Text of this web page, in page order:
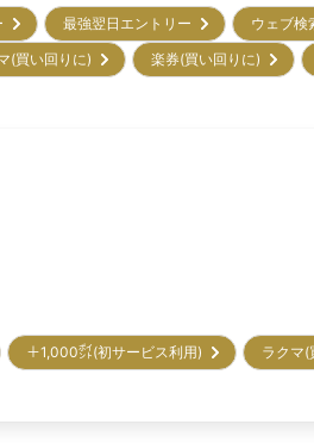
最強翌日エントリー
ウェブ
(買い回りに) 楽券(買い回りに)
＋1,000㌽(初サービス利用) ラクマ